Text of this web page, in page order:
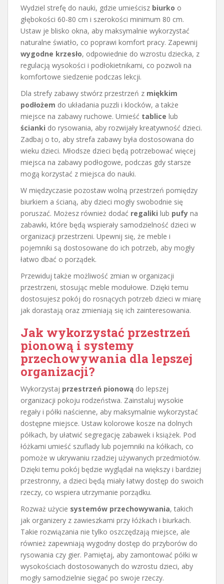
Wydziel strefę do nauki, gdzie umieścisz biurko o
głębokości 60-80 cm i szerokości minimum 80 cm.
Ustaw je blisko okna, aby maksymalnie wykorzystać
naturalne światło, co poprawi komfort pracy. Zapewnij
wygodne krzesło, odpowiednie do wzrostu dziecka, z
regulacją wysokości i podłokietnikami, co pozwoli na
komfortowe siedzenie podczas lekcji.
Dla strefy zabawy stwórz przestrzeń z miękkim
podłożem do układania puzzli i klocków, a także
miejsce na zabawy ruchowe. Umieść tablice lub
ścianki do rysowania, aby rozwijały kreatywność dzieci.
Zadbaj o to, aby strefa zabawy była dostosowana do
wieku dzieci. Młodsze dzieci będą potrzebować więcej
miejsca na zabawy podłogowe, podczas gdy starsze
mogą korzystać z miejsca do nauki.
W międzyczasie pozostaw wolną przestrzeń pomiędzy
biurkiem a ścianą, aby dzieci mogły swobodnie się
poruszać. Możesz również dodać regaliki lub pufy na
zabawki, które będą wspierały samodzielność dzieci w
organizacji przestrzeni. Upewnij się, że meble i
pojemniki są dostosowane do ich potrzeb, aby mogły
łatwo dbać o porządek.
Przewiduj także możliwość zmian w organizacji
przestrzeni, stosując meble modułowe. Dzięki temu
dostosujesz pokój do rosnących potrzeb dzieci w miarę
jak dorastają oraz zmieniają się ich zainteresowania.
Jak wykorzystać przestrzeń
pionową i systemy
przechowywania dla lepszej
organizacji?
Wykorzystaj przestrzeń pionową do lepszej
organizacji pokoju rodzeństwa. Zainstaluj wysokie
regały i półki naścienne, aby maksymalnie wykorzystać
dostępne miejsce. Ustaw kolorowe kosze na dolnych
półkach, by ułatwić segregację zabawek i książek. Pod
łóżkami umieść szuflady lub pojemniki na kółkach, co
pomoże w ukrywaniu rzadziej używanych przedmiotów.
Dzięki temu pokój będzie wyglądał na większy i bardziej
przestronny, a dzieci będą miały łatwy dostęp do swoich
rzeczy, co wspiera utrzymanie porządku.
Rozważ użycie systemów przechowywania, takich
jak organizery z zawieszkami przy łóżkach i biurkach.
Takie rozwiązania nie tylko oszczędzają miejsce, ale
również zapewniają wygodny dostęp do przyborów do
rysowania czy gier. Pamiętaj, aby zamontować półki w
wysokościach dostosowanych do wzrostu dzieci, aby
mogły samodzielnie sięgać po swoje rzeczy.